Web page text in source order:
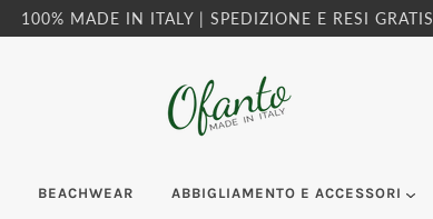
100% MADE IN ITALY | SPEDIZIONE E RESI GRATIS
BEACHWEAR ABBIGLIAMENTO E ACCESSORI